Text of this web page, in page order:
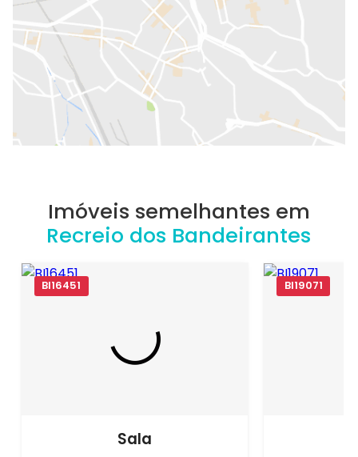
Imóveis semelhantes em
Recreio dos Bandeirantes
BI16451
Sala
BI19071